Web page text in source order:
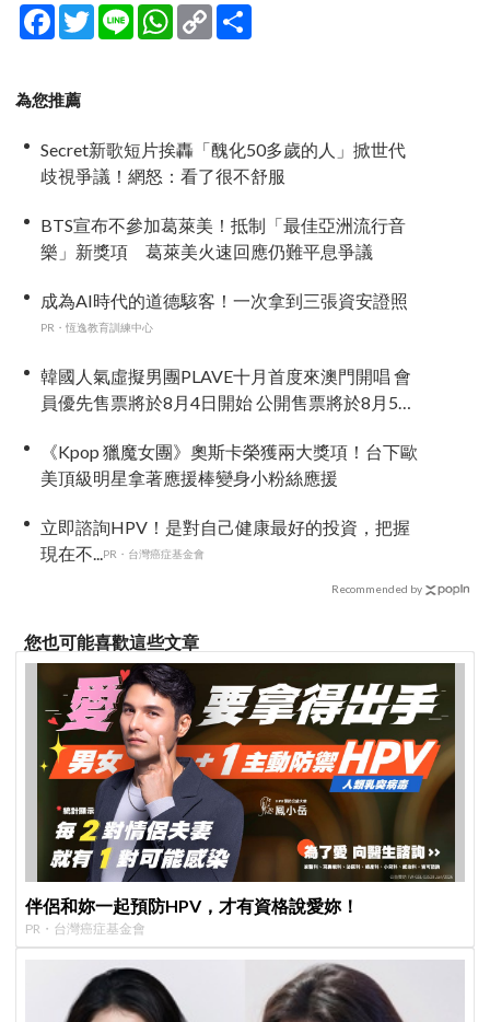
Facebook
TwitterLine WhatsApp
Copy
Link
為您推薦
Secret新歌短片挨轟「醜化50多歲的人」掀世代
歧視爭議！網怒：看了很不舒服
BTS宣布不參加葛萊美！抵制「最佳亞洲流行音
樂」新獎項 葛萊美火速回應仍難平息爭議
成為AI時代的道德駭客！一次拿到三張資安證照
PR・恆逸教育訓練中心
韓國人氣虛擬男團PLAVE十月首度來澳門開唱 會
員優先售票將於8月4日開始 公開售票將於8月5日
《Kpop 獵魔女團》奧斯卡榮獲兩大獎項！台下歐
美頂級明星拿著應援棒變身小粉絲應援
立即諮詢HPV！是對自己健康最好的投資，把握
現在不...
PR・台灣癌症基金會
Recommended by
您也可能喜歡這些文章
伴侶和妳一起預防HPV，才有資格說愛妳！
PR・台灣癌症基金會